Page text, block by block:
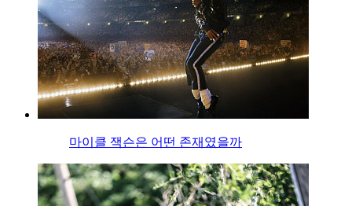
마이클 잭슨은 어떤 존재였을까